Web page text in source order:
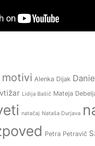
Alenka Dijak
Lidija Bašič Mateja
natačaj Nataša Durjava
Petra Petravič